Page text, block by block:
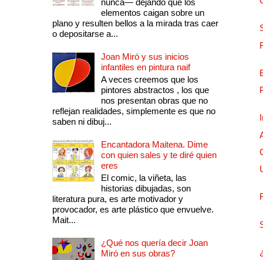
nunca— dejando que los
elementos caigan sobre un
plano y resulten bellos a la mirada tras caer
o depositarse a...
Joan Miró y sus inicios
infantiles en pintura naif
A veces creemos que los
pintores abstractos , los que
nos presentan obras que no
reflejan realidades, simplemente es que no
saben ni dibuj...
Encantadora Maitena. Dime
con quien sales y te diré quien
eres
El comic, la viñeta, las
historias dibujadas, son
literatura pura, es arte motivador y
provocador, es arte plástico que envuelve.
Mait...
¿Qué nos quería decir Joan
Miró en sus obras?